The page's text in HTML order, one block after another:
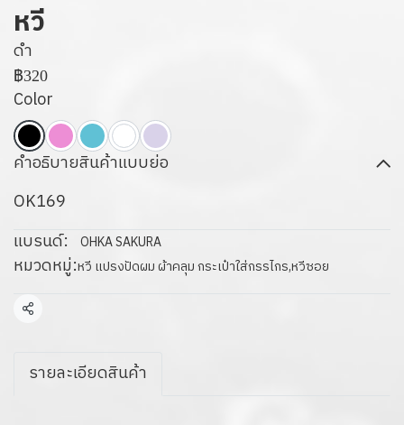
หวี
ดำ
฿320
Color
คำอธิบายสินค้าแบบย่อ
OK169
แบรนด์:
OHKA SAKURA
หมวดหมู่:หวี แปรงปัดผม ผ้าคลุม กระเป๋าใส่กรรไกร,หวีซอย
แชร์
รายละเอียดสินค้า